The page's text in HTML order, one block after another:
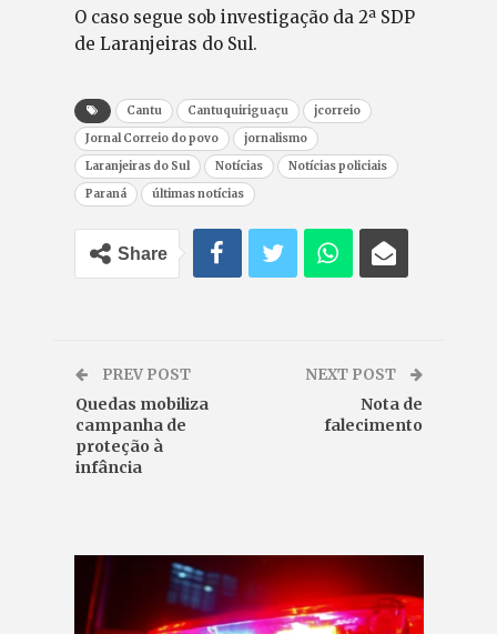
O caso segue sob investigação da 2ª SDP
de Laranjeiras do Sul.
Cantu Cantuquiriguaçu
jcorreio
Jornal Correio do povo
jornalismo
Laranjeiras do Sul
Notícias
Notícias policiais
Paraná
últimas notícias
Share
PREV POST
Quedas mobiliza
campanha de
proteção à
infância
NEXT POST
Nota de
falecimento